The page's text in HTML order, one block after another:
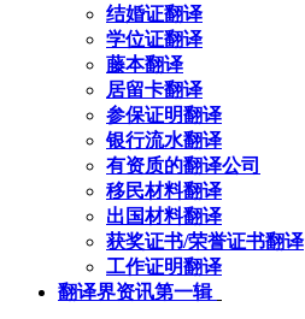
结婚证翻译
学位证翻译
藤本翻译
居留卡翻译
参保证明翻译
银行流水翻译
有资质的翻译公司
移民材料翻译
出国材料翻译
获奖证书/荣誉证书翻译
工作证明翻译
翻译界资讯第一辑